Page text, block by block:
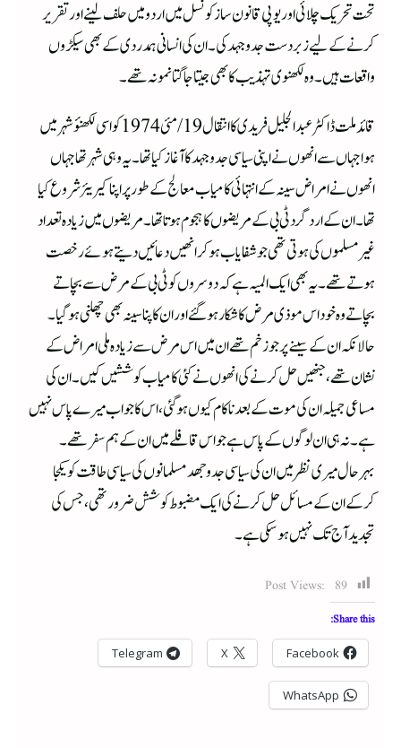
تحت تحریک چلائی اور یو پی قانون ساز کونسل میں اردو میں حلف لینے اور تقریر
کرنے کے لیے زبردست جدوجہد کی۔ ان کی انسانی ہمدردی کے بھی سیکڑوں
واقعات ہیں۔وہ لکھنوی تہذیب کا بھی جیتا جاگتا نمونہ تھے۔
قائد ملت ڈاکٹر عبدالجلیل فریدی کا انتقال19/مئی1974کو اسی لکھنؤ شہر میں
ہوا جہاں سے انھوں نے اپنی سیاسی جدوجہد کا آغاز کیا تھا۔ یہ وہی شہر تھا جہاں
انھوں نے امراض سینہ کے انتہائی کامیاب معالج کے طورپر اپنا کیریئر شروع کیا
تھا۔ ان کے ارد گرد ٹی بی کے مریضوں کا ہجوم ہوتا تھا ۔مریضوں میں زیادہ تعداد
غیر مسلموں کی ہوتی تھی جو شفایاب ہوکرانھیں دعائیں دیتے ہوئے رخصت
ہوتے تھے۔ یہ بھی ایک المیہ ہے کہ دوسروں کو ٹی بی کے مرض سے بچاتے
بچاتے وہ خوداس موذی مرض کا شکار ہوگئے اور ان کا پنا سینہ بھی چھلنی ہوگیا۔
حالانکہ ان کے سینے پر جو زخم تھے ان میں اس مرض سے زیادہ ملی امراض کے
نشان تھے، جنھیں حل کرنے کی انھوں نے کئی کامیاب کوششیں کیں۔ ان کی
مساعی جمیلہ ان کی موت کے بعد ناکام کیوں ہوگئی، اس کا جواب میرے پاس نہیں
ہے۔ نہ ہی ان لوگوں کے پاس ہے جو اس قافلے میں ان کے ہم سفر تھے۔
بہرحال میری نظر میں ان کی سیاسی جدوجھد مسلمانوں کی سیاسی طاقت کویکجا
کرکے ان کے مسائل حل کرنے کی ایک مضبوط کوشش ضرور تھی، جس کی
تجدید آج تک نہیں ہوسکی ہے ۔
Post Views: 89
Share this:
Facebook
X
Telegram
WhatsApp